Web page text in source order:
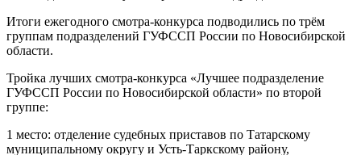
Итоги ежегодного смотра-конкурса подводились по трём
группам подразделений ГУФССП России по Новосибирской
области.
Тройка лучших смотра-конкурса «Лучшее подразделение
ГУФССП России по Новосибирской области» по второй
группе:
1 место: отделение судебных приставов по Татарскому
муниципальному округу и Усть-Таркскому району,